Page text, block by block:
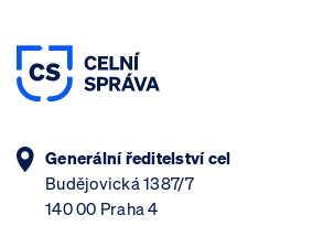
Generální ředitelství cel
Budějovická 1387/7
140 00 Praha 4